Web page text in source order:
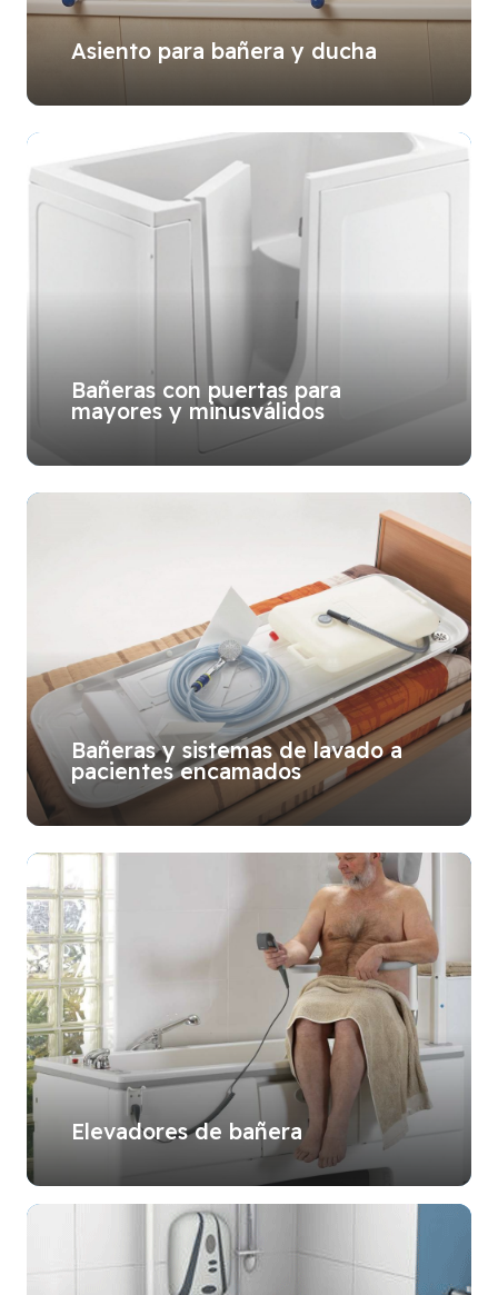
Asiento para bañera y ducha
Bañeras con puertas para
mayores y minusválidos
Bañeras y sistemas de lavado a
pacientes encamados
Elevadores de bañera